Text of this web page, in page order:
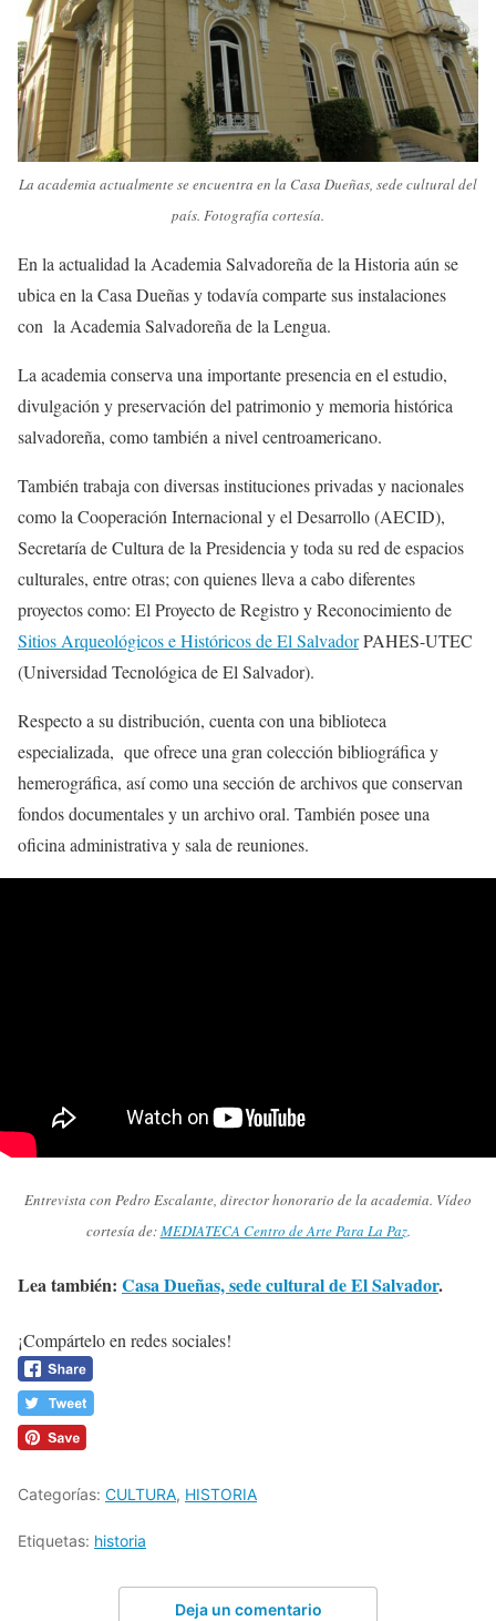
La academia actualmente se encuentra en la Casa Dueñas, sede cultural del
país. Fotografía cortesía.
En la actualidad la Academia Salvadoreña de la Historia aún se
ubica en la Casa Dueñas y todavía comparte sus instalaciones
con la Academia Salvadoreña de la Lengua.
La academia conserva una importante presencia en el estudio,
divulgación y preservación del patrimonio y memoria histórica
salvadoreña, como también a nivel centroamericano.
También trabaja con diversas instituciones privadas y nacionales
como la Cooperación Internacional y el Desarrollo (AECID),
Secretaría de Cultura de la Presidencia y toda su red de espacios
culturales, entre otras; con quienes lleva a cabo diferentes
proyectos como: El Proyecto de Registro y Reconocimiento de
Sitios Arqueológicos e Históricos de El SalvadorPAHES-UTEC
(Universidad Tecnológica de El Salvador).
Respecto a su distribución, cuenta con una biblioteca
especializada, que ofrece una gran colección bibliográfica y
hemerográfica, así como una sección de archivos que conservan
fondos documentales y un archivo oral. También posee una
oficina administrativa y sala de reuniones.
Entrevista con Pedro Escalante, director honorario de la academia. Vídeo
cortesía de:MEDIATECA Centro de Arte Para La Paz.
Lea también: Casa Dueñas, sede cultural de El Salvador.
¡Compártelo en redes sociales!
Categorías: CULTURA, HISTORIA
Etiquetas: historia
Deja un comentario